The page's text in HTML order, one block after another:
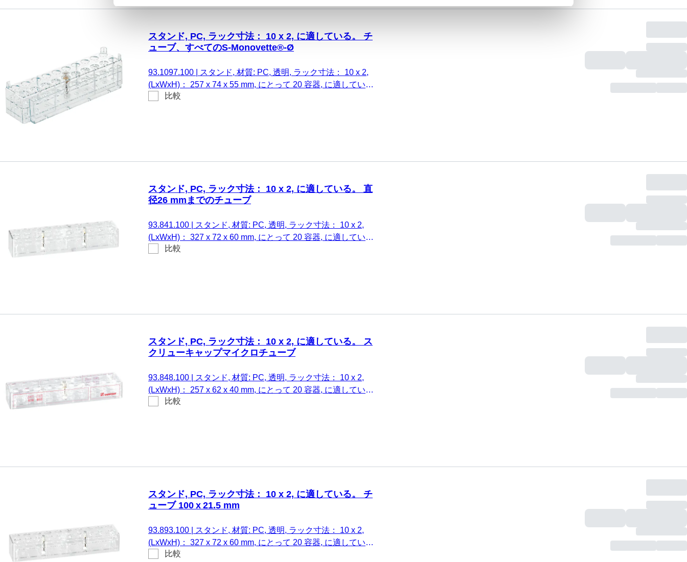
スタンド, PC, ラック寸法： 10 x 2, に適している。 チ
ューブ、すべてのS-Monovette®-Ø
93.1097.100
スタンド, 材質: PC, 透明, ラック寸法： 10 x 2,
(LxWxH)： 257 x 74 x 55 mm, にとって 20 容器, に適してい
る。 チューブ、すべてのS-Monovette®-Ø, 1 個/箱
比較
スタンド, PC, ラック寸法： 10 x 2, に適している。 直
径26 mmまでのチューブ
93.841.100
スタンド, 材質: PC, 透明, ラック寸法： 10 x 2,
(LxWxH)： 327 x 72 x 60 mm, にとって 20 容器, に適してい
る。 直径26 mmまでのチューブ, 1 個/箱
比較
スタンド, PC, ラック寸法： 10 x 2, に適している。 ス
クリューキャップマイクロチューブ
93.848.100
スタンド, 材質: PC, 透明, ラック寸法： 10 x 2,
(LxWxH)： 257 x 62 x 40 mm, にとって 20 容器, に適してい
る。 スクリューキャップマイクロチューブ, 1 個/箱
比較
スタンド, PC, ラック寸法： 10 x 2, に適している。 チ
ューブ 100 x 21.5 mm
93.893.100
スタンド, 材質: PC, 透明, ラック寸法： 10 x 2,
(LxWxH)： 327 x 72 x 60 mm, にとって 20 容器, に適してい
る。 チューブ 100 x 21.5 mm, 1 個/箱
比較